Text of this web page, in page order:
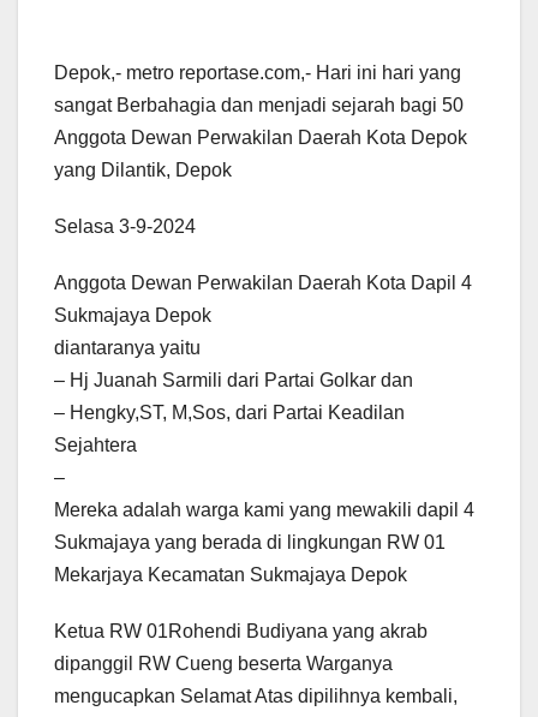
Depok,- metro reportase.com,- Hari ini hari yang
sangat Berbahagia dan menjadi sejarah bagi 50
Anggota Dewan Perwakilan Daerah Kota Depok
yang Dilantik, Depok
Selasa 3-9-2024
Anggota Dewan Perwakilan Daerah Kota Dapil 4
Sukmajaya Depok
diantaranya yaitu
– Hj Juanah Sarmili dari Partai Golkar dan
– Hengky,ST, M,Sos, dari Partai Keadilan
Sejahtera
–
Mereka adalah warga kami yang mewakili dapil 4
Sukmajaya yang berada di lingkungan RW 01
Mekarjaya Kecamatan Sukmajaya Depok
Ketua RW 01Rohendi Budiyana yang akrab
dipanggil RW Cueng beserta Warganya
mengucapkan Selamat Atas dipilihnya kembali,